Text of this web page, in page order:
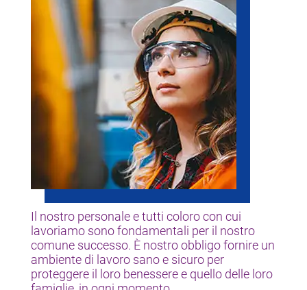
Il nostro personale e tutti coloro con cui
lavoriamo sono fondamentali per il nostro
comune successo. È nostro obbligo fornire un
ambiente di lavoro sano e sicuro per
proteggere il loro benessere e quello delle loro